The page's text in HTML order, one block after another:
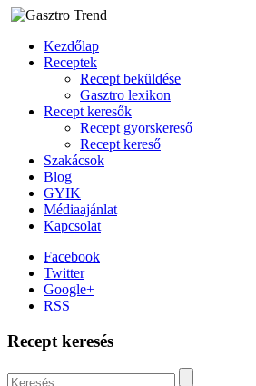
Kezdőlap
Receptek
Recept beküldése
Gasztro lexikon
Recept keresők
Recept gyorskereső
Recept kereső
Szakácsok
Blog
GYIK
Médiaajánlat
Kapcsolat
Facebook
Twitter
Google+
RSS
Recept keresés